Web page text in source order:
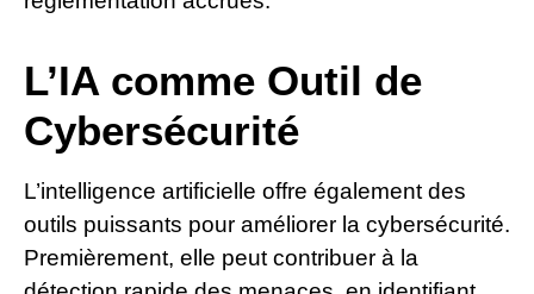
L’IA comme Outil de
Cybersécurité
L’intelligence artificielle offre également des
outils puissants pour améliorer la cybersécurité.
Premièrement, elle peut contribuer à la